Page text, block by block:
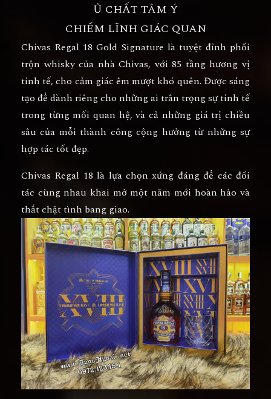
Ủ CHẤT TÂM Ý
CHIẾM LĨNH GIÁC QUAN
Chivas Regal 18 Gold Signature là tuyệt đỉnh phối
trộn whisky của nhà Chivas, với 85 tầng hương vị
tinh tế, cho cảm giác êm mượt khó quên. Được sáng
tạo để dành riêng cho những ai trân trọng sự tinh tế
trong từng mối quan hệ, và cả những giá trị chiều
sâu của mỗi thành công cộng hưởng từ những sự
hợp tác tốt đẹp.
Chivas Regal 18 là lựa chọn xứng đáng để các đối
tác cùng nhau khai mở một năm mới hoàn hảo và
thắt chặt tình bang giao.